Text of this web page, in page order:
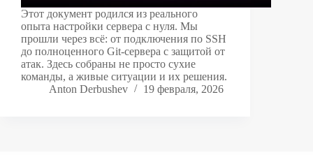
Этот документ родился из реального
опыта настройки сервера с нуля. Мы
прошли через всё: от подключения по SSH
до полноценного Git-сервера с защитой от
атак. Здесь собраны не просто сухие
команды, а живые ситуации и их решения.
Anton Derbushev
19 февраля, 2026